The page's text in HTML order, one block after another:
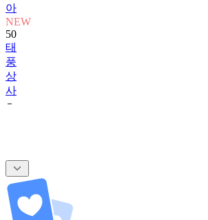
아
NEW
50
태
풍
상
사